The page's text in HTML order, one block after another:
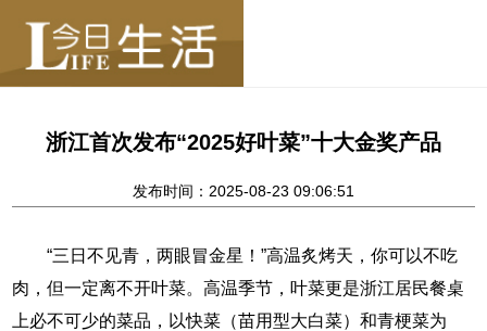
浙江首次发布“2025好叶菜”十大金奖产品
发布时间：2025-08-23 09:06:51
“三日不见青，两眼冒金星！”高温炙烤天，你可以不吃
肉，但一定离不开叶菜。高温季节，叶菜更是浙江居民餐桌
上必不可少的菜品，以快菜（苗用型大白菜）和青梗菜为